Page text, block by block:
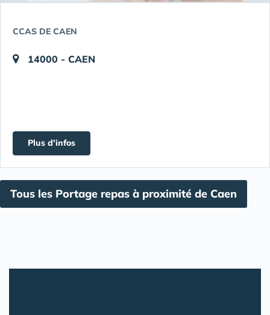
CCAS DE CAEN
14000 - CAEN
Plus d'infos
Tous les Portage repas à proximité de Caen